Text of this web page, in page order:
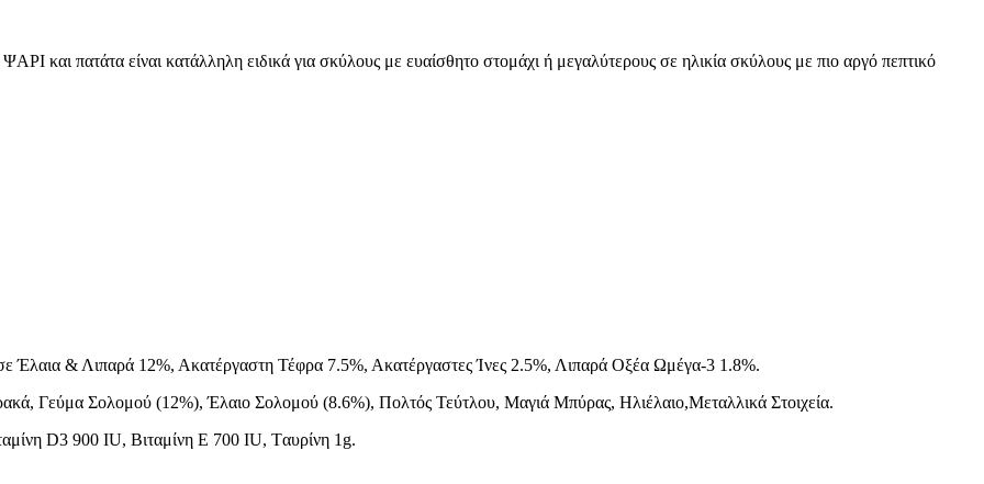
και πατάτα είναι κατάλληλη ειδικά για σκύλους με ευαίσθητο στομάχι ή μεγαλύτερους σε ηλικία σκύλους με πιο αργό πεπτικό
Έλαια & Λιπαρά 12%, Ακατέργαστη Τέφρα 7.5%, Ακατέργαστες Ίνες 2.5%, Λιπαρά Οξέα Ωμέγα-3 1.8%.
Γεύμα Σολομού (12%), Έλαιο Σολομού (8.6%), Πολτός Τεύτλου, Μαγιά Μπύρας, Ηλιέλαιο,Mεταλλικά Στοιχεία.
D3 900 IU, Βιταμίνη E 700 IU, Tαυρίνη 1g.